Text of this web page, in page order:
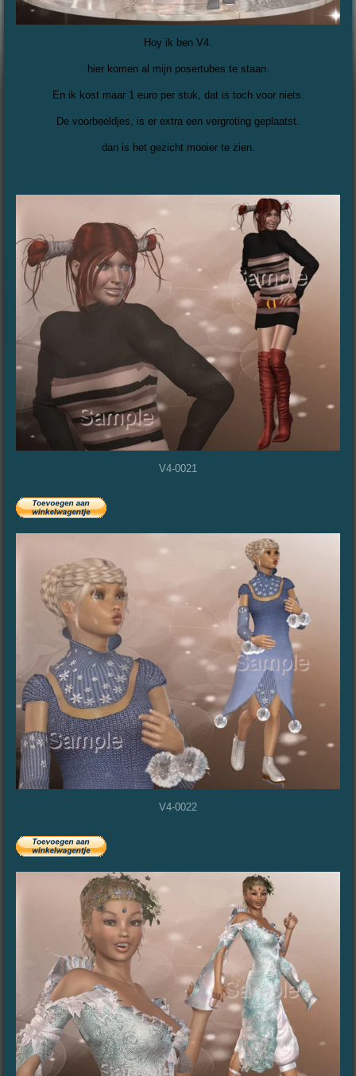
Hoy ik ben V4.
hier komen al mijn posertubes te staan.
En ik kost maar 1 euro per stuk, dat is toch voor niets.
De voorbeeldjes, is er extra een vergroting geplaatst.
dan is het gezicht mooier te zien.
V4-0021
V4-0022